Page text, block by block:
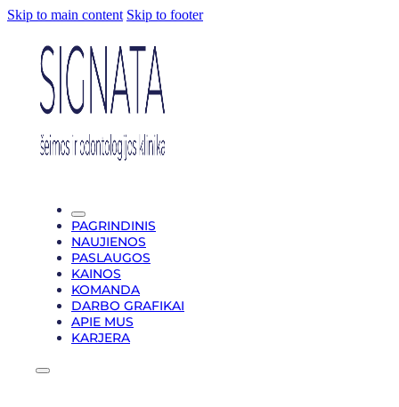
Skip to main content Skip to footer
PAGRINDINIS
NAUJIENOS
PASLAUGOS
KAINOS
KOMANDA
DARBO GRAFIKAI
APIE MUS
KARJERA